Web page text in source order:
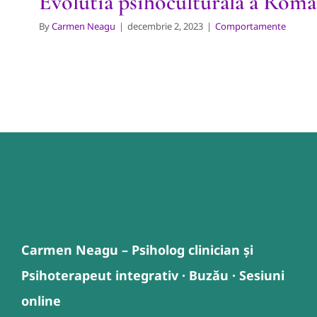
ByCarmen Neagu | decembrie 2, 2023 | Comportamente
Carmen Neagu – Psiholog clinician și
Psihoterapeut integrativ · Buzău · Sesiuni
online